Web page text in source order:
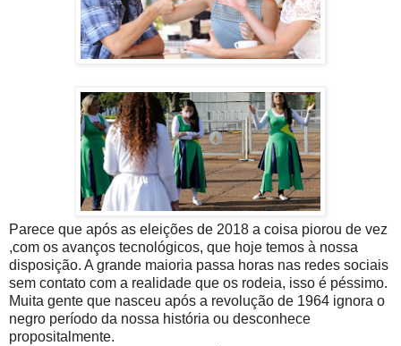
Parece que após as eleições de 2018 a coisa piorou de vez
,com os avanços tecnológicos, que hoje temos à nossa
disposição. A grande maioria passa horas nas redes sociais
sem contato com a realidade que os rodeia, isso é péssimo.
Muita gente que nasceu após a revolução de 1964 ignora o
negro período da nossa história ou desconhece
propositalmente.